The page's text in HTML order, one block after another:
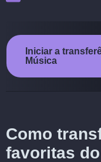
Iniciar a
Música
Como
favoritas